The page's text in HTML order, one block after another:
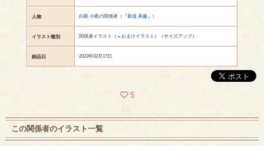
人物 白薊 小夜の関係者（ 『新道 具藤』 ）
イラスト種別 関係者イラスト（ →おまけイラスト ）（サイズアップ）
納品日 2023年02月17日
5
この関係者のイラスト一覧